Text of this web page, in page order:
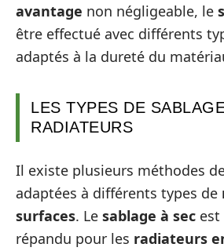
avantage non négligeable, le
être effectué avec différents
adaptés à la dureté du
LES TYPES DE
RADIATEURS
Il existe plusieurs méthodes
adaptées à différents types de
surfaces. Le sablage à sec
répandu pour les radiateurs